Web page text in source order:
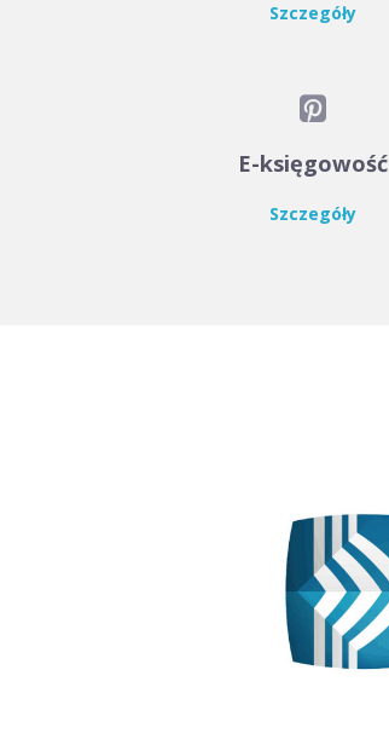
Szczegóły

E-księgowość
Szczegóły